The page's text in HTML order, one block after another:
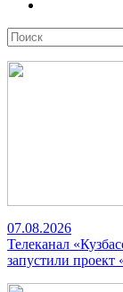
07.08.2026
Телеканал
запустили